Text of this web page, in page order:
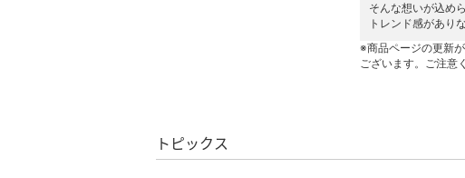
ボディケア・オーラルケ
ア
そんな想いが込め
トレンド感があり
※商品ページの更新
ございます。ご注意
トピックス